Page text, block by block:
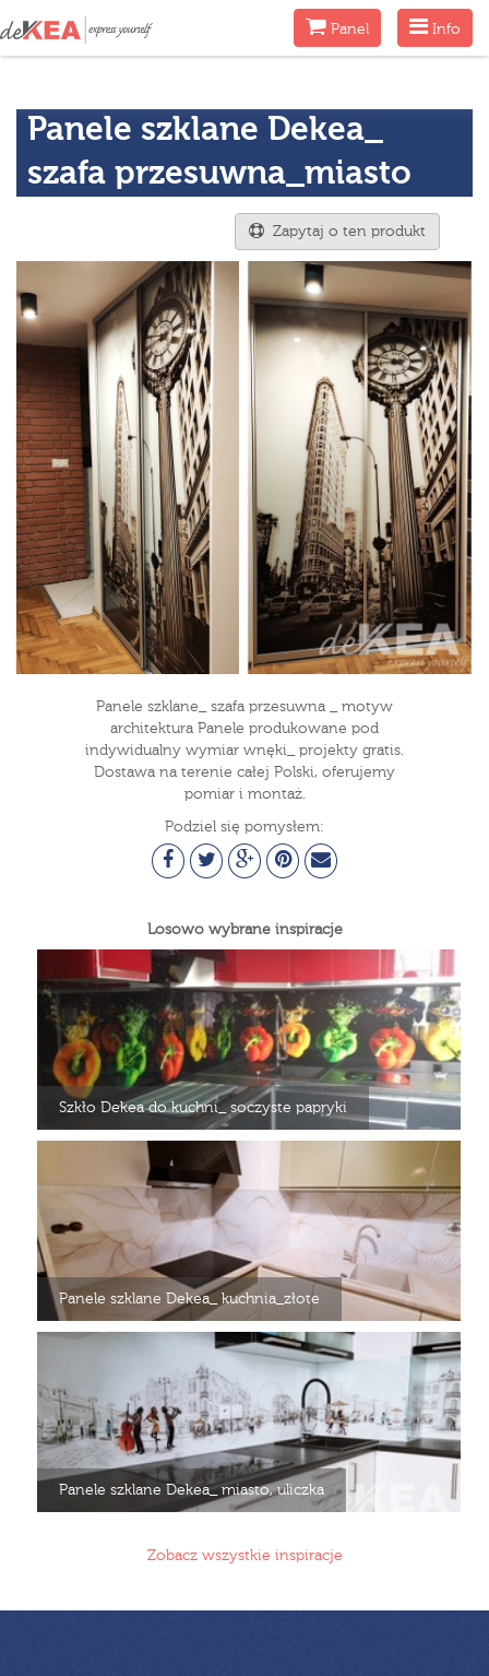
Menu
Info
MenuPanel
Panele szklane Dekea_
szafa przesuwna_miasto
Zapytaj o ten produkt
Panele szklane_ szafa przesuwna _ motyw
architektura Panele produkowane pod
indywidualny wymiar wnęki_ projekty gratis.
Dostawa na terenie całej Polski, oferujemy
pomiar i montaż.
Podziel się pomysłem:
Losowo wybrane inspiracje
Szkło Dekea do kuchni_ soczyste papryki
Panele szklane Dekea_ kuchnia_złote
Panele szklane Dekea_ miasto, uliczka
Zobacz wszystkie inspiracje